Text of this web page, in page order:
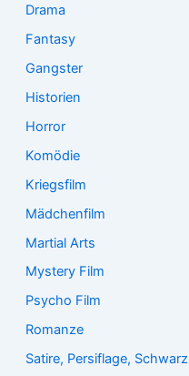
Drama
Fantasy
Gangster
Historien
Horror
Komödie
Kriegsfilm
Mädchenfilm
Martial Arts
Mystery Film
Psycho Film
Romanze
Satire, Persiflage, Schwarz